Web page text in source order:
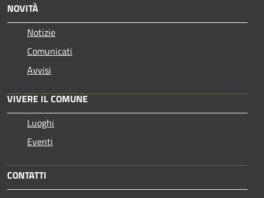
NOVITÀ
Notizie
Comunicati
Avvisi
VIVERE IL COMUNE
Luoghi
Eventi
CONTATTI